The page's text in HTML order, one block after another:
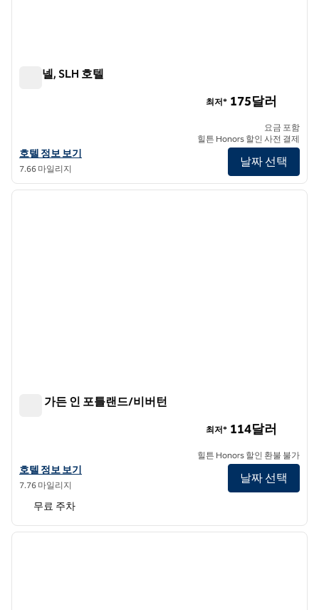
센티넬, SLH 호텔
SLH 호텔 센티넬의 호텔 정보 보기
호텔 정보 보기
7.66 마일리지
최저* 175달러
요금 포함
힐튼 Honors 할인 사전 결제
날짜 선택
1/12
1/12
다음
힐튼 가든 인 포틀랜드/비버턴
힐튼 가든 인 포틀랜드/비버턴의 호텔 정보 보기
호텔 정보 보기
7.76 마일리지
최저* 114달러
힐튼 Honors 할인 환불 불가
날짜 선택
무료 주차
1/10
다음